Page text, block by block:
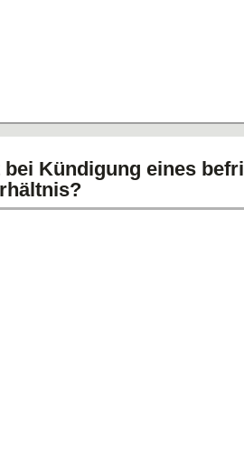
Kündigung eines